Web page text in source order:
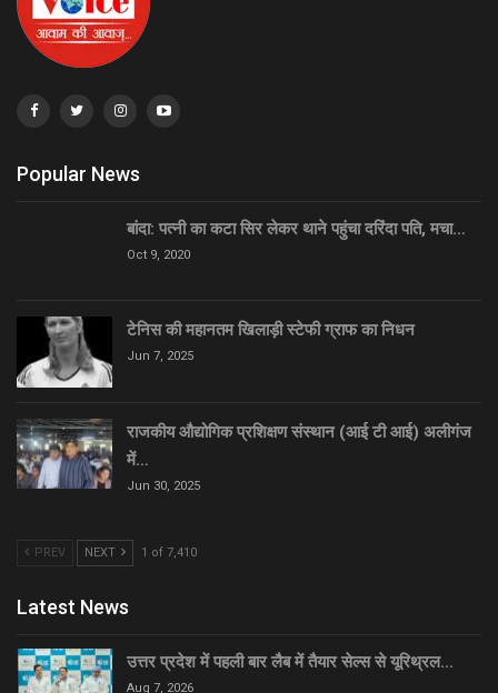
Popular News
बांदा: पत्नी का कटा सिर लेकर थाने पहुंचा दरिंदा पति, मचा…
Oct 9, 2020
टेनिस की महानतम खिलाड़ी स्टेफी ग्राफ का निधन
Jun 7, 2025
राजकीय औद्योगिक प्रशिक्षण संस्थान (आई टी आई) अलीगंज
में…
Jun 30, 2025
PREV NEXT 1 of 7,410
Latest News
उत्तर प्रदेश में पहली बार लैब में तैयार सेल्स से यूरिथ्रल…
Aug 7, 2026